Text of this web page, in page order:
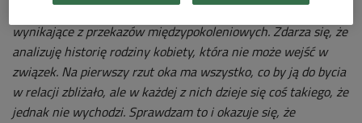
"Czasem problemy w związku to zaskakujące sprawy
wynikające z przekazów międzypokoleniowych. Zdarza się, że
analizuję historię rodziny kobiety, która nie może wejść w
związek. Na pierwszy rzut oka ma wszystko, co by ją do bycia
w relacji zbliżało, ale w każdej z nich dzieje się coś takiego, że
jednak nie wychodzi. Sprawdzam to i okazuje się, że